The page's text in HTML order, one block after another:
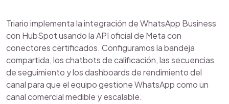
Triario implementa la integración de WhatsApp Business
con HubSpot usando la API oficial de Meta con
conectores certificados. Configuramos la bandeja
compartida, los chatbots de calificación, las secuencias
de seguimiento y los dashboards de rendimiento del
canal para que el equipo gestione WhatsApp como un
canal comercial medible y escalable.